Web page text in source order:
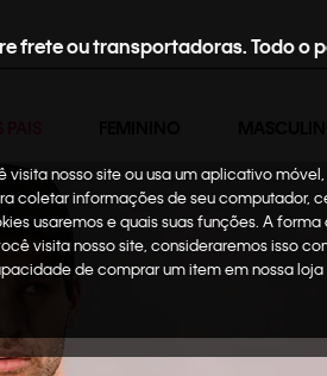
frete ou transportadoras. Todo
visita nosso site ou usa um aplicativo
coletar informações de seu computador,
usaremos e quais suas funções. A
visita nosso site, consideraremos isso
de comprar um item em nossa